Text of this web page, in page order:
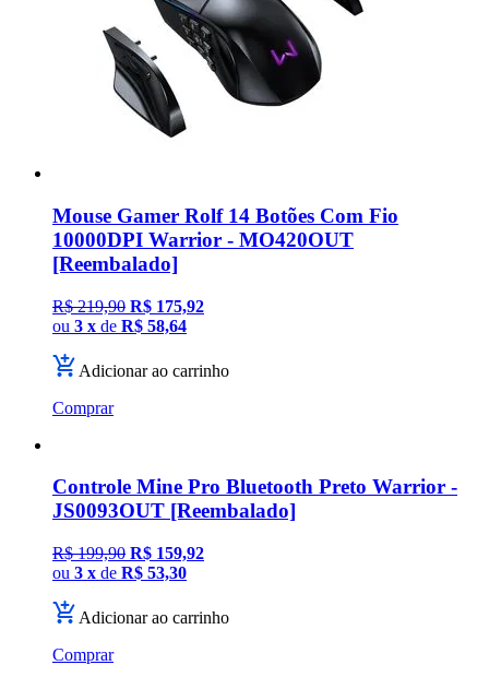
Mouse Gamer Rolf 14 Botões Com Fio
10000DPI Warrior - MO420OUT
[Reembalado]
R$ 219,90 R$ 175,92
ou 3 x de R$ 58,64
Adicionar ao carrinho
Comprar
Controle Mine Pro Bluetooth Preto Warrior -
JS0093OUT [Reembalado]
R$ 199,90 R$ 159,92
ou 3 x de R$ 53,30
Adicionar ao carrinho
Comprar